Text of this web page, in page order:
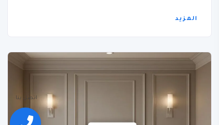
المزيد
اتصل بنا